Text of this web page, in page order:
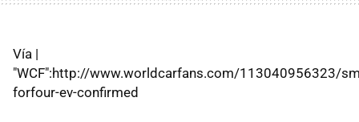
Vía |
"WCF":http://www.worldcarfans.com/113040956323/
forfour-ev-confirmed